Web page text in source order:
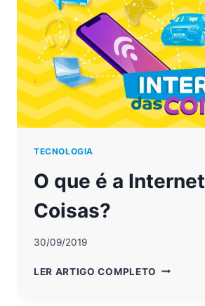
TECNOLOGIA
O que é a
Coisas?
30/09/2019
LER ARTIGO COMPLETO O